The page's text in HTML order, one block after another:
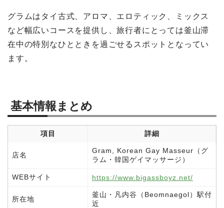
グラムはタイ古式、アロマ、エロティック、ミックス
など幅広いコースを提供し、旅行者にとっては釜山滞
在中の特別なひとときを過ごせるスポットとなってい
ます。
基本情報まとめ
項目 詳細
店名
Gram, Korean Gay Masseur（グ
ラム・韓国ゲイマッサージ）
WEBサイト https://www.bigassboyz.net/
所在地
釜山・凡内谷（Beomnaegol）駅付
近